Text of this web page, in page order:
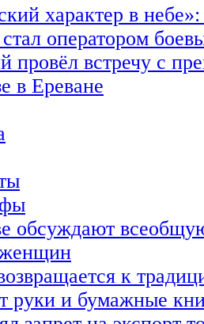
характер в
оператором
провёл встречу с
в Ереване
обсуждают
к
руки и бумажные